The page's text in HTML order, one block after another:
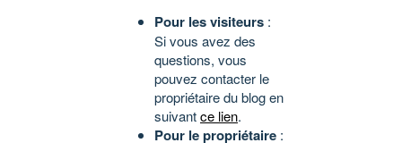
Pour les visiteurs :
Si vous avez des
questions, vous
pouvez contacter le
propriétaire du blog en
suivantce lien.
Pour le propriétaire :